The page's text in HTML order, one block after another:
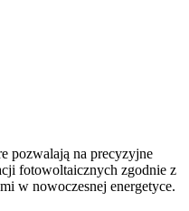
pozwalają na precyzyjne
fotowoltaicznych zgodnie z
w nowoczesnej energetyce.